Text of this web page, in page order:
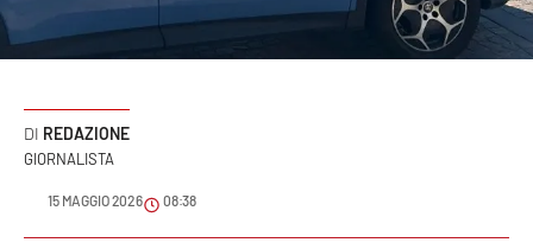
Cultura
Podcast
REDAZIONE
GIORNALISTA
15 MAGGIO 2026 08:38